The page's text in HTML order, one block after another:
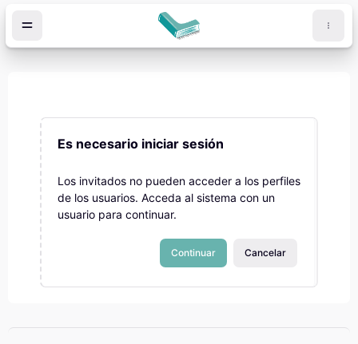
Es necesario iniciar sesión
Los invitados no pueden acceder a los perfiles
de los usuarios. Acceda al sistema con un
usuario para continuar.
Cancelar
Continuar